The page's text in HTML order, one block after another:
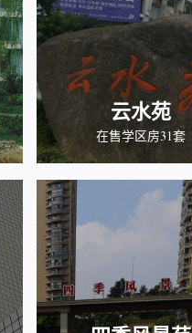
云水苑
在售学区房31套